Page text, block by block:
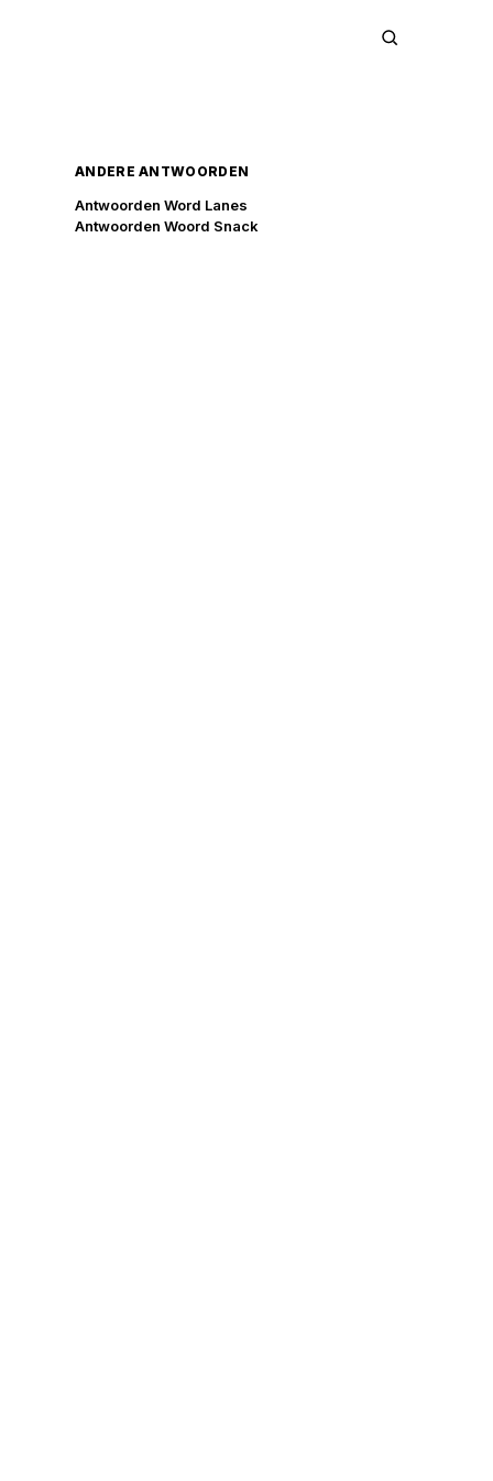
ANDERE ANTWOORDEN
Antwoorden Word Lanes
Antwoorden Woord Snack